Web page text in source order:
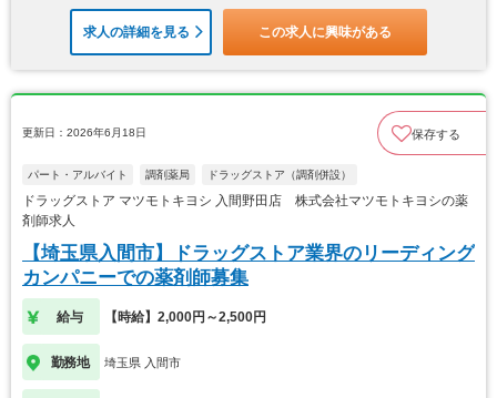
求人の詳細を見る この求人に興味がある
更新日：2026年6月18日 保存する
パート・アルバイト 調剤薬局 ドラッグストア（調剤併設）
ドラッグストア マツモトキヨシ 入間野田店 株式会社マツモトキヨシの薬
剤師求人
【埼玉県入間市】ドラッグストア業界のリーディング
カンパニーでの薬剤師募集
給与 【時給】2,000円～2,500円
勤務地 埼玉県 入間市